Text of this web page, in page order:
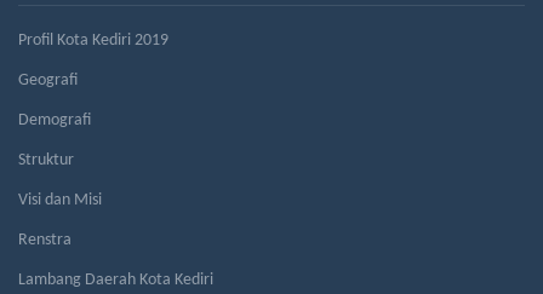
Profil Kota Kediri 2019
Geografi
Demografi
Struktur
Visi dan Misi
Renstra
Lambang Daerah Kota Kediri